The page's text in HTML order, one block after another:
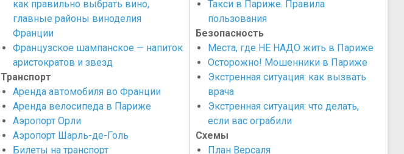
как правильно выбрать вино,
главные районы виноделия
Франции
Французское шампанское — напиток
аристократов и звезд
Транспорт
Аренда автомобиля во Франции
Аренда велосипеда в Париже
Аэропорт Орли
Аэропорт Шарль-де-Голь
Билеты на транспорт
Такси в Париже. Правила
пользования
Безопасность
Места, где НЕ НАДО жить в Париже
Осторожно! Мошенники в Париже
Экстренная ситуация: как вызвать
врача
Экстренная ситуация: что делать,
если вас ограбили
Схемы
План Версаля